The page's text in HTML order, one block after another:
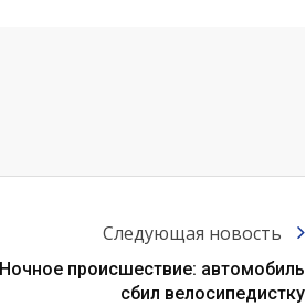
Следующая новость
Ночное происшествие: автомобиль
сбил велосипедистку